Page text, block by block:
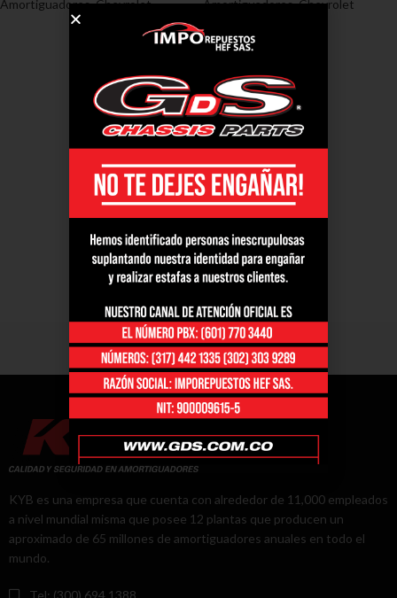
Amortiguadores,Chevrolet Amortiguadores,Chevrolet
KYB es una empresa que cuenta con alrededor de 11,000 empleados
a nivel mundial misma que posee 12 plantas que producen un
aproximado de 65 millones de amortiguadores anuales en todo el
mundo.
Tel: (300) 694 1388